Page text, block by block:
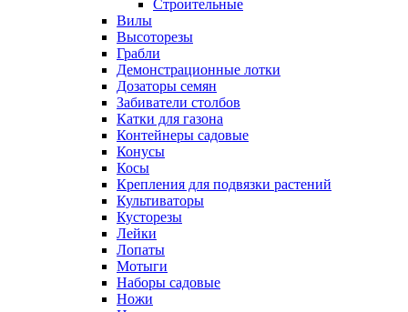
Строительные
Вилы
Высоторезы
Грабли
Демонстрационные лотки
Дозаторы семян
Забиватели столбов
Катки для газона
Контейнеры садовые
Конусы
Косы
Крепления для подвязки растений
Культиваторы
Кусторезы
Лейки
Лопаты
Мотыги
Наборы садовые
Ножи